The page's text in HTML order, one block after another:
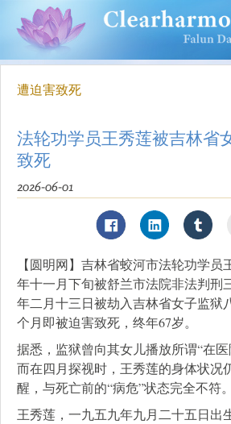
遭迫害致死
法轮功学员王秀莲被吉林省
致死
2026-06-01
【圆明网】吉林省蛟河市法轮功学员
年十一月下旬被舒兰市法院非法判刑
年二月十三日被劫入吉林省女子监狱
个月即被迫害致死，终年67岁。
据悉，监狱曾向其女儿播放所谓“在
而在四月探视时，王秀莲的身体状况
醒，与死亡前的“病危”状态完全不符。
王秀莲，一九五九年九月二十五日出